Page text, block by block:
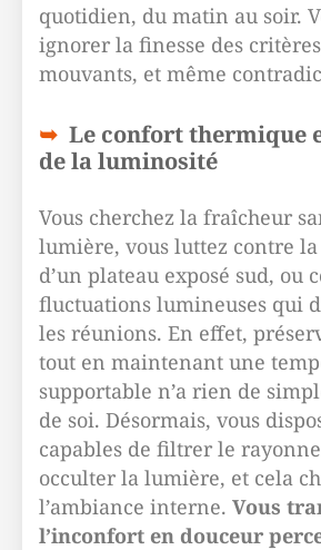
quotidien, du matin au soir.
ignorer la finesse des
mouvants, et même
Le confort thermique
de la luminosité
Vous cherchez la fraîcheur
lumière, vous luttez contre
d’un plateau exposé sud, ou
fluctuations lumineuses qui
les réunions. En effet,
tout en maintenant une
supportable n’a rien de
de soi. Désormais, vous
capables de filtrer le
occulter la lumière, et cela
l’ambiance interne. Vous
l’inconfort en douceur